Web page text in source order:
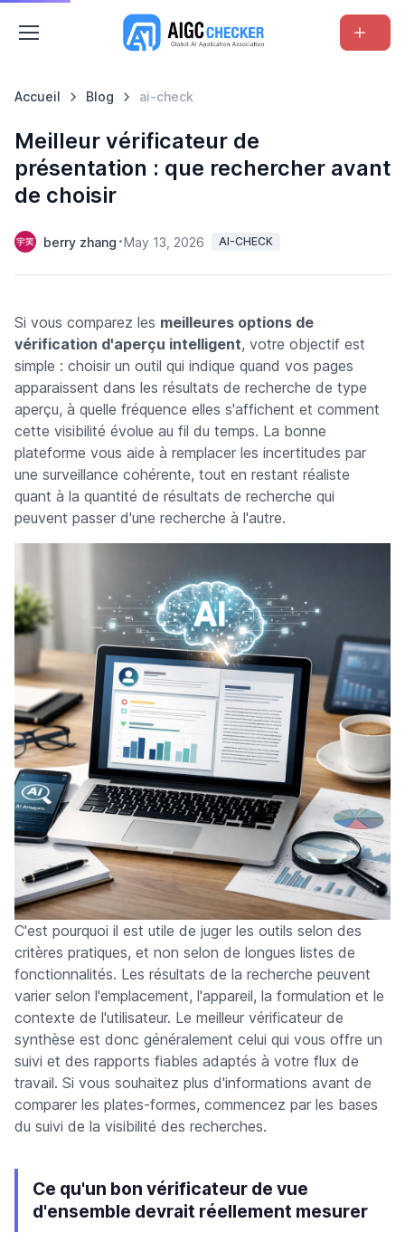
Accueil Blog ai-check
Meilleur vérificateur de
présentation : que rechercher avant
de choisir
berry zhang May 13, 2026 AI-CHECK
Si vous comparez les meilleures options de
vérification d'aperçu intelligent, votre objectif est
simple : choisir un outil qui indique quand vos pages
apparaissent dans les résultats de recherche de type
aperçu, à quelle fréquence elles s'affichent et comment
cette visibilité évolue au fil du temps. La bonne
plateforme vous aide à remplacer les incertitudes par
une surveillance cohérente, tout en restant réaliste
quant à la quantité de résultats de recherche qui
peuvent passer d'une recherche à l'autre.
C'est pourquoi il est utile de juger les outils selon des
critères pratiques, et non selon de longues listes de
fonctionnalités. Les résultats de la recherche peuvent
varier selon l'emplacement, l'appareil, la formulation et le
contexte de l'utilisateur. Le meilleur vérificateur de
synthèse est donc généralement celui qui vous offre un
suivi et des rapports fiables adaptés à votre flux de
travail. Si vous souhaitez plus d'informations avant de
comparer les plates-formes, commencez par les bases
du suivi de la visibilité des recherches.
Ce qu'un bon vérificateur de vue
d'ensemble devrait réellement mesurer